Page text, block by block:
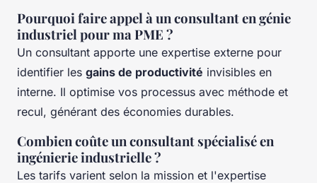
Pourquoi faire appel à un consultant en génie
industriel pour ma PME ?
Un consultant apporte une expertise externe pour
identifier les gains de productivité invisibles en
interne. Il optimise vos processus avec méthode et
recul, générant des économies durables.
Combien coûte un consultant spécialisé en
ingénierie industrielle ?
Les tarifs varient selon la mission et l'expertise